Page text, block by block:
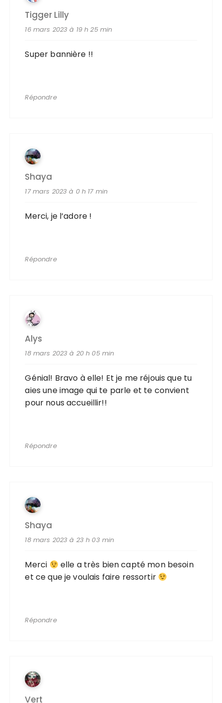
Tigger Lilly
16 mars 2023 à 19 h 25 min
Super bannière !!
Répondre
Shaya
17 mars 2023 à 0 h 17 min
Merci, je l’adore !
Répondre
Alys
18 mars 2023 à 20 h 05 min
Génial! Bravo à elle! Et je me réjouis que tu
aies une image qui te parle et te convient
pour nous accueillir!!
Répondre
Shaya
18 mars 2023 à 23 h 03 min
Merci
elle a très bien capté mon besoin
et ce que je voulais faire ressortir
Répondre
Vert